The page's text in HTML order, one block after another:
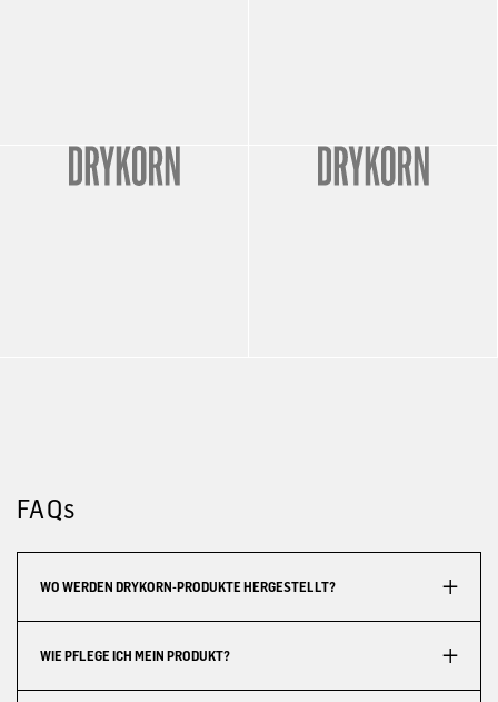
FAQs
WO WERDEN DRYKORN-PRODUKTE HERGESTELLT?
WIE PFLEGE ICH MEIN PRODUKT?